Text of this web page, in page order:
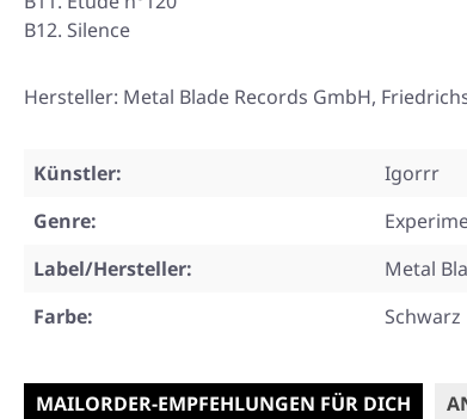
B12. Silence
Hersteller: Metal Blade Records GmbH,
Künstler:
Igorrr
Genre:
Label/Hersteller:
Metal
Farbe:
Schwarz
MAILORDER-EMPFEHLUNGEN FÜR DICH